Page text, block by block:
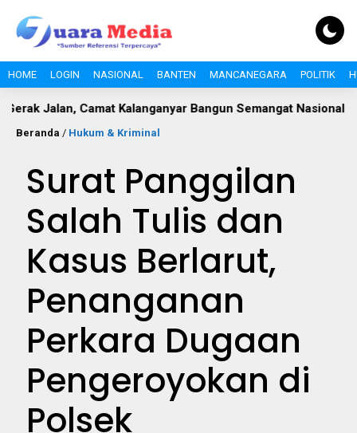
HOME LOGIN NASIONAL BANTEN MANCANEGARA POLITIK
Kalanganyar Bangun Semangat Nasionalisme Pelajar
Beranda / Hukum & Kriminal
Surat Panggilan
Salah Tulis dan
Kasus Berlarut,
Penanganan
Perkara Dugaan
Pengeroyokan di
Polsek